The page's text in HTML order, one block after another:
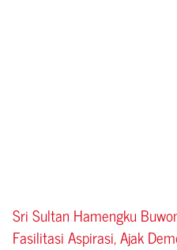
Sri Sultan Hamengku
Fasilitasi Aspirasi, Ajak